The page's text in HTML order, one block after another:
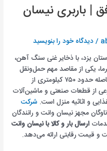
| باربری نیسان
/دیدگاه‌ خود را بنویسید
یزد، با ذخایر غنی سنگ آهن،
یکی از مقاصد مهم حمل‌ونقل
کالا از تهران به‌شمار می‌رود. این شهر با فاصله حدود ۷۵۰ کیلومتری از
از قطعات صنعتی و ماشین‌آلات
و اثاثیه منزل است.شرکت
مجهز نیسان وانت و رانندگان
ارسال بار و کالا با نیسان وانت
و قیمت رقابتی ارائه می‌دهد.